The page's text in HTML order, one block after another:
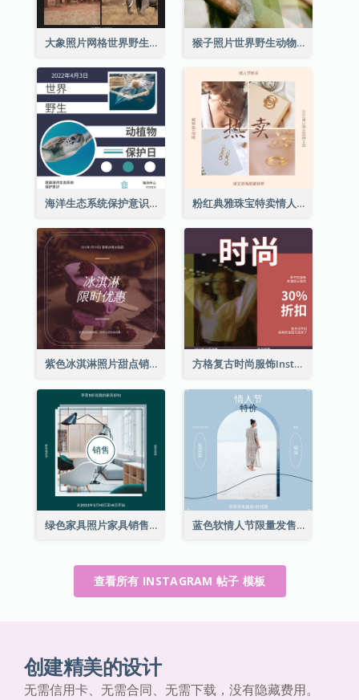
大象照片网格世界野生动物日Instagram帖子 猴子照片世界野生动物日Instagram帖子
海洋生态系统保护意识Instagram帖子 粉红典雅珠宝特卖情人节Instagram帖子
紫色冰淇淋照片甜点销售Instagram帖子 方格复古时尚服饰Instagram帖子
绿色家具照片家具销售Instagram帖子 蓝色软情人节限量发售Instagram帖子
查看所有 INSTAGRAM 帖子 模板
创建精美的设计
无需信用卡、无需合同、无需下载，没有隐藏费用。